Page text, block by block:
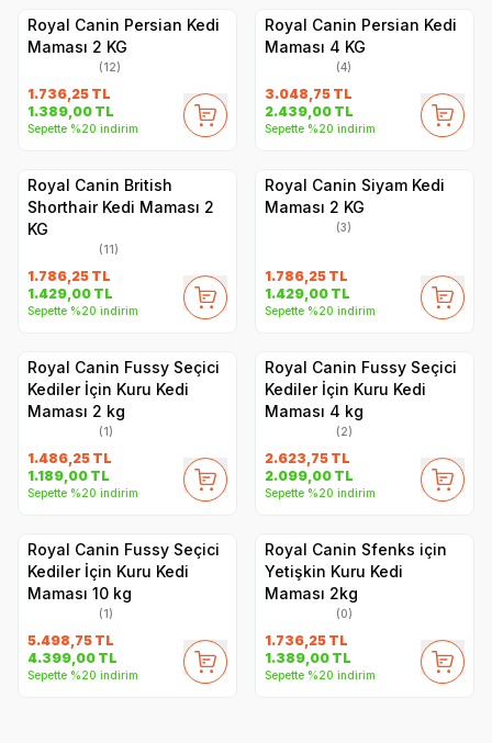
Royal Canin Persian Kedi
Maması 2 KG
(12)
1.736,25 TL
1.389,00 TL
Sepette %20 indirim
Royal Canin Persian Kedi
Maması 4 KG
(4)
3.048,75 TL
2.439,00 TL
Sepette %20 indirim
Royal Canin British
Shorthair Kedi Maması 2
KG
(11)
1.786,25 TL
1.429,00 TL
Sepette %20 indirim
Royal Canin Siyam Kedi
Maması 2 KG
(3)
1.786,25 TL
1.429,00 TL
Sepette %20 indirim
Royal Canin Fussy Seçici
Kediler İçin Kuru Kedi
Maması 2 kg
(1)
1.486,25 TL
1.189,00 TL
Sepette %20 indirim
Royal Canin Fussy Seçici
Kediler İçin Kuru Kedi
Maması 4 kg
(2)
2.623,75 TL
2.099,00 TL
Sepette %20 indirim
Royal Canin Fussy Seçici
Kediler İçin Kuru Kedi
Maması 10 kg
(1)
5.498,75 TL
4.399,00 TL
Sepette %20 indirim
Royal Canin Sfenks için
Yetişkin Kuru Kedi
Maması 2kg
(0)
1.736,25 TL
1.389,00 TL
Sepette %20 indirim